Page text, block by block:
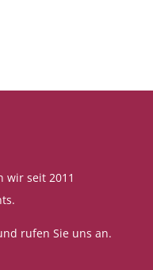
wir seit 2011
rufen Sie uns an.